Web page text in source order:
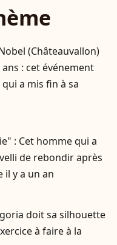
(Châteauvallon)
ans : cet événement
a mis fin à sa
: Cet homme qui a
de rebondir après
il y a un an
doit sa silhouette
à faire à la